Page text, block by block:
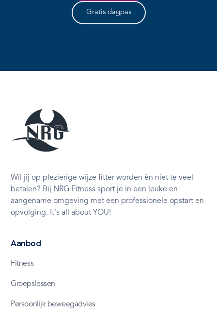
Gratis dagpas
Wil jij op plezierige wijze fitter worden én niet te veel
betalen? Bij NRG Fitness sport je in een leuke en
aangename omgeving met een professionele opstart en
opvolging. It's all about YOU!
Aanbod
Fitness
Groepslessen
Persoonlijk beweegadvies